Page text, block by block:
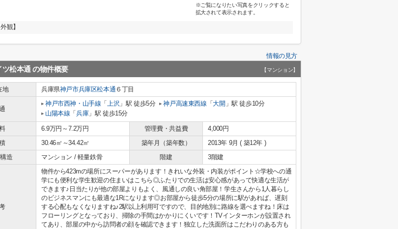
※ご覧になりたい写真をクリックすると
拡大されて表示されます。
外観】
情報の見方
ツ松本通 の物件概要 【マンション】
地 兵庫県神戸市兵庫区松本通 ６丁目
神戸市西神・山手線 「上沢 」駅 徒歩5分 神戸高速東西線 「 大開 」駅 徒歩10分
山陽本線 「兵庫」駅 徒歩15分
6.9万円～7.2万円 管理費・共益費
4,000円
30.46㎡～34.42㎡ 築年月（築年数）
2013年 9月 ( 築12年 )
造
マンション / 軽量鉄骨 階建 3階建
物件から423mの場所にスーパーがあります！きれいな外装・内装がポイント☆学校への通
学にも便利な学生歓迎の住まいはこちら◎ふたりでの生活は安心感があって快適な生活が
できます♪日当たりが他の部屋よりもよく、風通しの良い角部屋！学生さんから1人暮らし
のビジネスマンにも最適な1Rになります◎お部屋から徒歩5分の場所に駅があれば、遅刻
する心配もなくなりますね♪2駅以上利用可ですので、目的地別に路線を選べますね！床は
フローリングとなっており、掃除の手間はかかりにくいです！TVインターホンが設置され
てあり、部屋の中から訪問者の顔を確認できます！独立した洗面所はこだわりのある方も